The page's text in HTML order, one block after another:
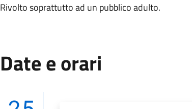
Rivolto soprattutto ad un pubblico adulto.
Date e orari